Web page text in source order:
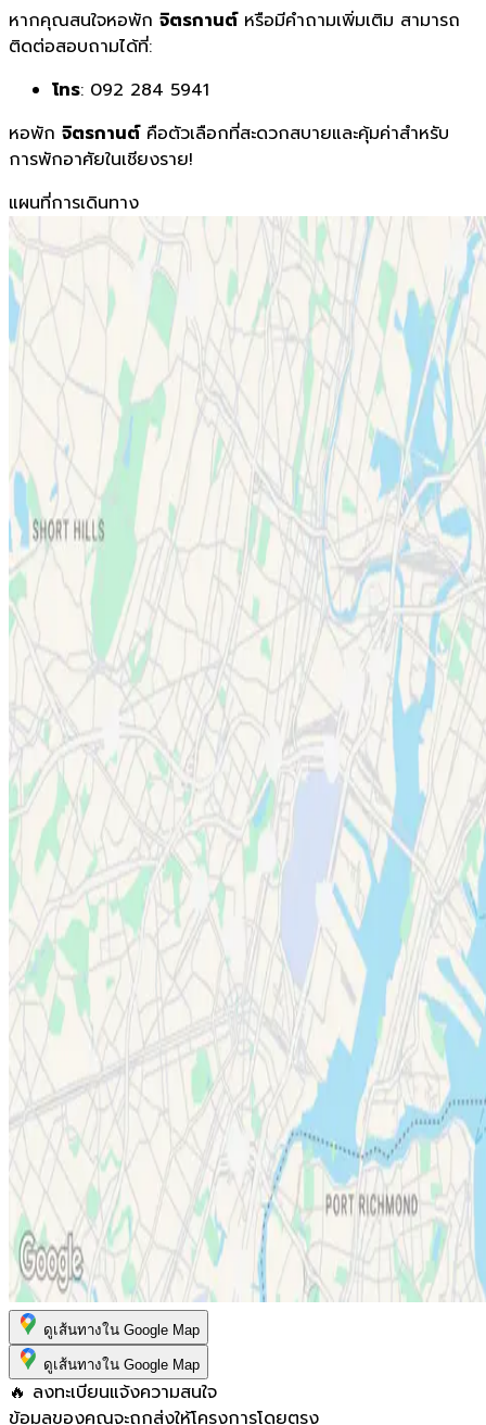
หากคุณสนใจหอพัก จิตรกานต์หรือมีคำถามเพิ่มเติม สามารถ
ติดต่อสอบถามได้ที่:
โทร: 092 284 5941
หอพัก จิตรกานต์คือตัวเลือกที่สะดวกสบายและคุ้มค่าสำหรับ
การพักอาศัยในเชียงราย!
แผนที่การเดินทาง
ดูเส้นทางใน Google Map
ดูเส้นทางใน Google Map
🔥 ลงทะเบียนแจ้งความสนใจ
ข้อมูลของคุณจะถูกส่งให้โครงการโดยตรง